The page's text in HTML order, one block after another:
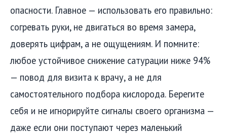
опасности. Главное — использовать его правильно:
согревать руки, не двигаться во время замера,
доверять цифрам, а не ощущениям. И помните:
любое устойчивое снижение сатурации ниже 94%
— повод для визита к врачу, а не для
самостоятельного подбора кислорода. Берегите
себя и не игнорируйте сигналы своего организма —
даже если они поступают через маленький